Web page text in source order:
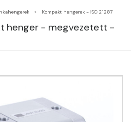
Kompakt hengerek - ISO 21287
henger - megvezetett -